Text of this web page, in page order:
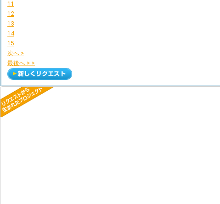
11
12
13
14
15
次へ >
最後へ > >